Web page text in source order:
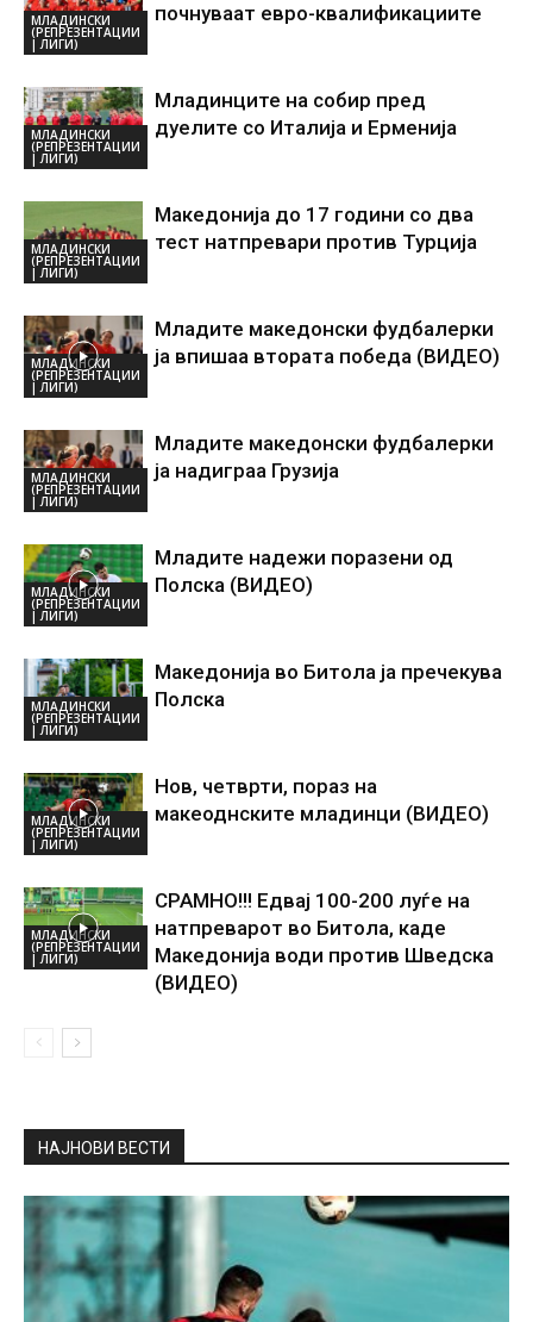
МЛАДИНСКИ
(РЕПРЕЗЕНТАЦИИ
| ЛИГИ)
почнуваат евро-квалификациите
МЛАДИНСКИ
(РЕПРЕЗЕНТАЦИИ
| ЛИГИ)
Младинците на собир пред
дуелите со Италија и Ерменија
МЛАДИНСКИ
(РЕПРЕЗЕНТАЦИИ
| ЛИГИ)
Македонија до 17 години со два
тест натпревари против Турција
МЛАДИНСКИ
(РЕПРЕЗЕНТАЦИИ
| ЛИГИ)
Младите македонски фудбалерки
ја впишаа втората победа (ВИДЕО)
МЛАДИНСКИ
(РЕПРЕЗЕНТАЦИИ
| ЛИГИ)
Младите македонски фудбалерки
ја надиграа Грузија
МЛАДИНСКИ
(РЕПРЕЗЕНТАЦИИ
| ЛИГИ)
Младите надежи поразени од
Полска (ВИДЕО)
МЛАДИНСКИ
(РЕПРЕЗЕНТАЦИИ
| ЛИГИ)
Македонија во Битола ја пречекува
Полска
МЛАДИНСКИ
(РЕПРЕЗЕНТАЦИИ
| ЛИГИ)
Нов, четврти, пораз на
макеоднските младинци (ВИДЕО)
МЛАДИНСКИ
(РЕПРЕЗЕНТАЦИИ
| ЛИГИ)
СРАМНО!!! Едвај 100-200 луѓе на
натпреварот во Битола, каде
Македонија води против Шведска
(ВИДЕО)
НАЈНОВИ ВЕСТИ